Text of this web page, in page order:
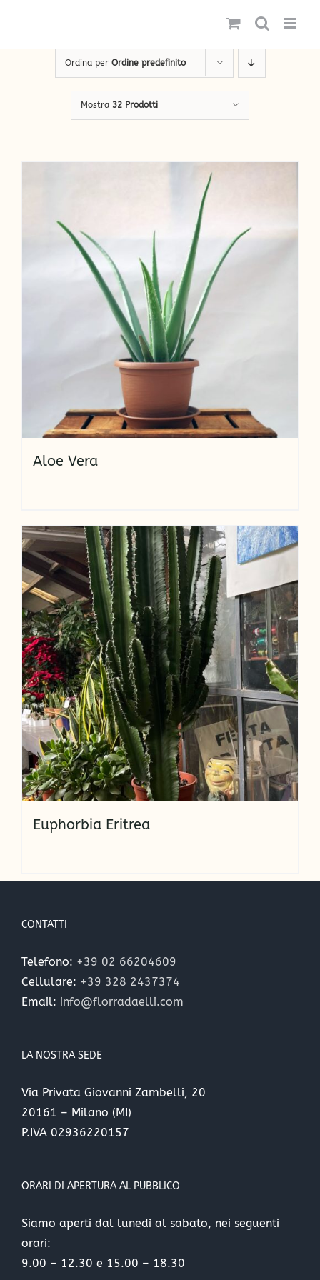
Ordina per Ordine predefinito
Mostra 32 Prodotti
Aloe Vera
Euphorbia Eritrea
CONTATTI
Telefono: +39 02 66204609
Cellulare: +39 328 2437374
Email: info@florradaelli.com
LA NOSTRA SEDE
Via Privata Giovanni Zambelli, 20
20161 – Milano (MI)
P.IVA 02936220157
ORARI DI APERTURA AL PUBBLICO
Siamo aperti dal lunedì al sabato, nei seguenti
orari:
9.00 – 12.30 e 15.00 – 18.30